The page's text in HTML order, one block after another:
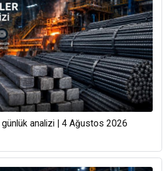
günlük analizi | 4 Ağustos 2026